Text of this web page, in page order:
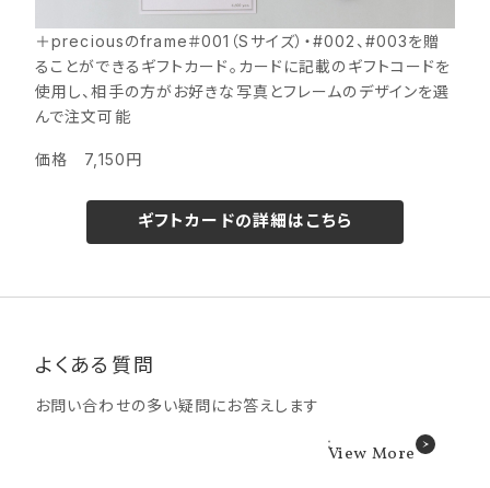
受け取り」より遅くなります。また、お届け予定日が店舗休業日の
場合は受け取りができません。
ハーフサイズプリントについて、アルバムとセットでご購入の場合、
納期がプラス1日となります。
＋preciousのframe＃001（Sサイズ）・#002、#003を贈
ることができるギフトカード。カードに記載のギフトコードを
使用し、相手の方がお好きな写真とフレームのデザインを選
んで注文可能
価格 7,150円
ギフトカードの詳細はこちら
よくある質問
お問い合わせの多い疑問にお答えします
View More